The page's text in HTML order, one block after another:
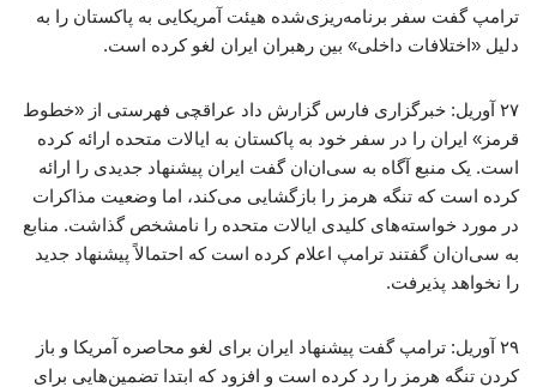
ترامپ گفت سفر برنامه‌ریزی‌شده هیئت آمریکایی به پاکستان را به
دلیل «اختلافات داخلی» بین رهبران ایران لغو کرده است.
۲۷ آوریل: خبرگزاری فارس گزارش داد عراقچی فهرستی از «خطوط
قرمز» ایران را در سفر خود به پاکستان به ایالات متحده ارائه کرده
است. یک منبع آگاه به سی‌ان‌ان گفت ایران پیشنهاد جدیدی را ارائه
کرده است که تنگه هرمز را بازگشایی می‌کند، اما وضعیت مذاکرات
در مورد خواسته‌های کلیدی ایالات متحده را نامشخص گذاشت. منابع
به سی‌ان‌ان گفتند ترامپ اعلام کرده است که احتمالاً پیشنهاد جدید
را نخواهد پذیرفت.
۲۹ آوریل: ترامپ گفت پیشنهاد ایران برای لغو محاصره آمریکا و باز
کردن تنگه هرمز را رد کرده است و افزود که ابتدا تضمین‌هایی برای